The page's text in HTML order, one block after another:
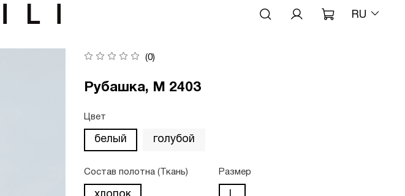
RU
(0)
Рубашка, М 2403
Цвет
белый голубой
Состав полотна (Ткань) Размер